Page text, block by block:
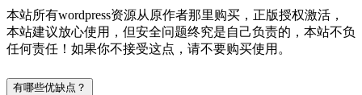
本站所有wordpress资源从原作者那里购买，正版授权激活，
本站建议放心使用，但安全问题终究是自己负责的，本站不负
任何责任！如果你不接受这点，请不要购买使用。
有哪些优缺点？